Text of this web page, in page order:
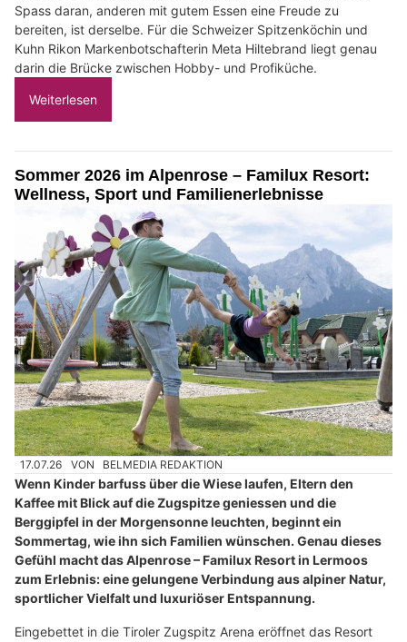
Spass daran, anderen mit gutem Essen eine Freude zu
bereiten, ist derselbe. Für die Schweizer Spitzenköchin und
Kuhn Rikon Markenbotschafterin Meta Hiltebrand liegt genau
darin die Brücke zwischen Hobby- und Profiküche.
Weiterlesen
Sommer 2026 im Alpenrose – Familux Resort:
Wellness, Sport und Familienerlebnisse
17.07.26 VON BELMEDIA REDAKTION
Wenn Kinder barfuss über die Wiese laufen, Eltern den
Kaffee mit Blick auf die Zugspitze geniessen und die
Berggipfel in der Morgensonne leuchten, beginnt ein
Sommertag, wie ihn sich Familien wünschen. Genau dieses
Gefühl macht das Alpenrose – Familux Resort in Lermoos
zum Erlebnis: eine gelungene Verbindung aus alpiner Natur,
sportlicher Vielfalt und luxuriöser Entspannung.
Eingebettet in die Tiroler Zugspitz Arena eröffnet das Resort